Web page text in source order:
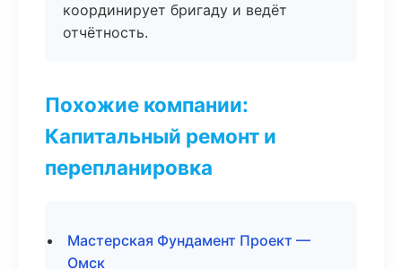
координирует бригаду и ведёт
отчётность.
Похожие компании:
Капитальный ремонт и
перепланировка
Мастерская Фундамент Проект —
Омск